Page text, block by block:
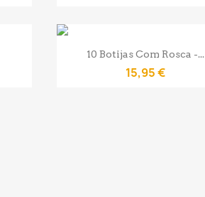
Vista rápida
10 Botijas Com Rosca -...
15,95 €